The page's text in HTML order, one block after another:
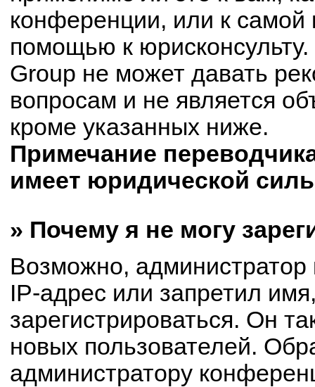
конференции, или к самой
помощью к
Group не может давать
вопросам и не является
кроме указанных ниже.
Примечание
имеет юридической
» Почему я не могу
Возможно,
IP-адрес или запретил
зарегистрироваться. Он
новых пользователей.
администратору